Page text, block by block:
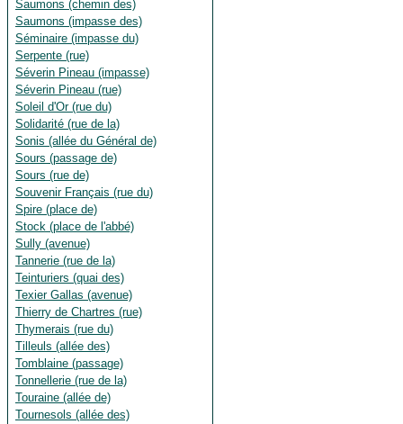
Saumons (chemin des)
Saumons (impasse des)
Séminaire (impasse du)
Serpente (rue)
Séverin Pineau (impasse)
Séverin Pineau (rue)
Soleil d'Or (rue du)
Solidarité (rue de la)
Sonis (allée du Général de)
Sours (passage de)
Sours (rue de)
Souvenir Français (rue du)
Spire (place de)
Stock (place de l'abbé)
Sully (avenue)
Tannerie (rue de la)
Teinturiers (quai des)
Texier Gallas (avenue)
Thierry de Chartres (rue)
Thymerais (rue du)
Tilleuls (allée des)
Tomblaine (passage)
Tonnellerie (rue de la)
Touraine (allée de)
Tournesols (allée des)